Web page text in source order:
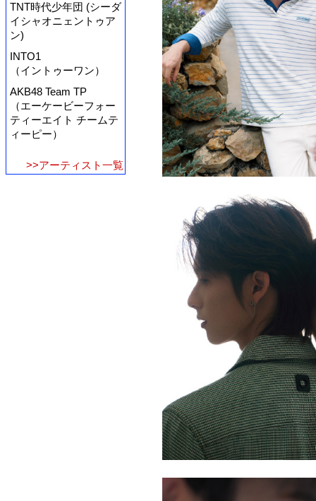
TNT時代少年団 (シーダ
イシャオニェントゥア
ン)
INTO1
（イントゥーワン）
AKB48 Team TP
（エーケービーフォー
ティーエイト チームテ
ィーピー）
>>アーティスト一覧